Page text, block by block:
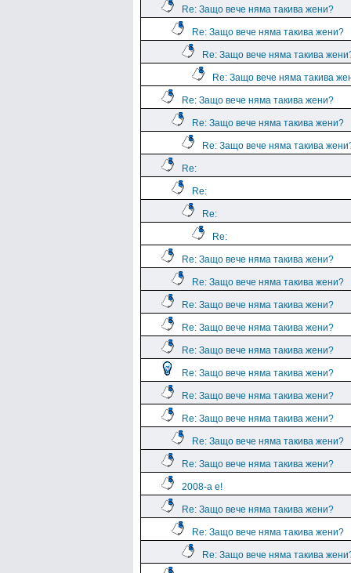
Re: Защо вече няма такива жени?
Re: Защо вече няма такива жени?
Re: Защо вече няма такива
Re: Защо вече няма такива
Re: Защо вече няма такива жени?
Re: Защо вече няма такива жени?
Re: Защо вече няма такива
Re:
Re:
Re:
Re:
Re: Защо вече няма такива жени?
Re: Защо вече няма такива жени?
Re: Защо вече няма такива жени?
Re: Защо вече няма такива жени?
Re: Защо вече няма такива жени?
Re: Защо вече няма такива жени?
Re: Защо вече няма такива жени?
Re: Защо вече няма такива жени?
Re: Защо вече няма такива жени?
Re: Защо вече няма такива жени?
2008-a e!
Re: Защо вече няма такива жени?
Re: Защо вече няма такива жени?
Re: Защо вече няма такива